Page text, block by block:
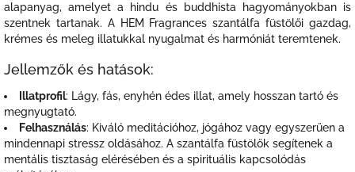
alapanyag, amelyet a hindu és buddhista hagyományokban is
szentnek tartanak. A HEM Fragrances szantálfa füstölői gazdag,
krémes és meleg illatukkal nyugalmat és harmóniát teremtenek.
Jellemzők és hatások:
Illatprofil: Lágy, fás, enyhén édes illat, amely hosszan tartó és
megnyugtató.
Felhasználás: Kiváló meditációhoz, jógához vagy egyszerűen a
mindennapi stressz oldásához. A szantálfa füstölők segítenek a
mentális tisztaság elérésében és a spirituális kapcsolódás